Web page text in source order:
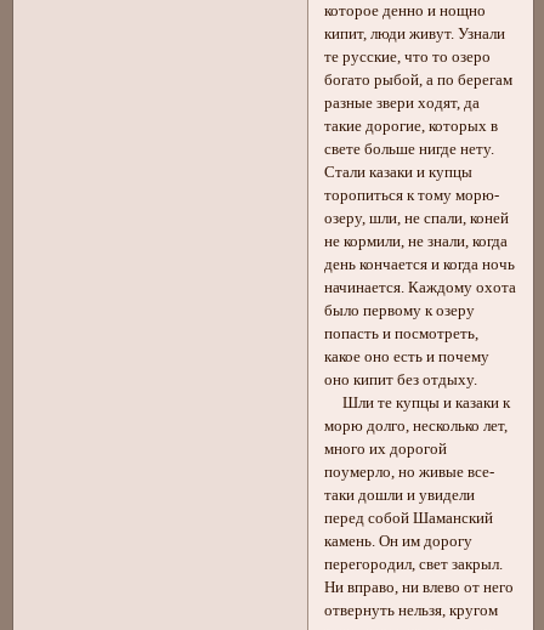
которое денно и нощно
кипит, люди живут. Узнали
те русские, что то озеро
богато рыбой, а по берегам
разные звери ходят, да
такие дорогие, которых в
свете больше нигде нету.
Стали казаки и купцы
торопиться к тому морю-
озеру, шли, не спали, коней
не кормили, не знали, когда
день кончается и когда ночь
начинается. Каждому охота
было первому к озеру
попасть и посмотреть,
какое оно есть и почему
оно кипит без отдыху.
Шли те купцы и казаки к
морю долго, несколько лет,
много их дорогой
поумерло, но живые все-
таки дошли и увидели
перед собой Шаманский
камень. Он им дорогу
перегородил, свет закрыл.
Ни вправо, ни влево от него
отвернуть нельзя, кругом